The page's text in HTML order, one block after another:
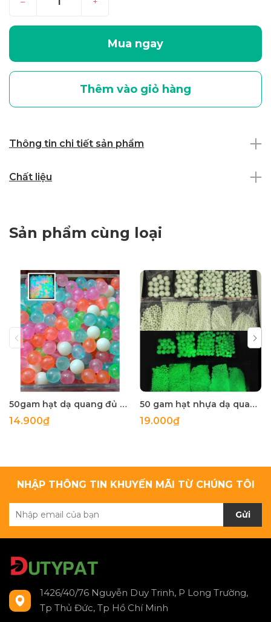
Mua ngay
Thêm vào giỏ hàng
Thông tin chi tiết sản phẩm
Chất liệu
Sản phẩm cùng loại
50gam hạt dạ quang đủ màu 6mm, 8mm, 10mm, 12mm, hạt nhựa tròn
14.900₫
50 gam hạt nhựa dạ quang tròn đủ size 4mm, 5mm, 6mm, 8mm, 10mm, 12mm, 14mm, 16mm ,18mm , 10mm, 22mm, 25mm
19.000₫
NHẬP THÔNG TIN KHUYẾN MÃI TỪ CHÚNG TÔI
Gửi
1426/40/76 Nguyễn Duy Trinh, P Long Trường,
Tp Thủ Đức, Tp Hồ Chí Minh